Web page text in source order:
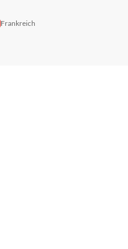
Frankreich